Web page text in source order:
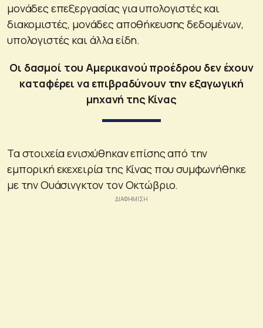
μονάδες επεξεργασίας για υπολογιστές και
διακομιστές, μονάδες αποθήκευσης δεδομένων,
υπολογιστές και άλλα είδη.
Οι δασμοί του Αμερικανού προέδρου δεν έχουν
καταφέρει να επιβραδύνουν την εξαγωγική
μηχανή της Κίνας
Τα στοιχεία ενισχύθηκαν επίσης από την
εμπορική εκεχειρία της Κίνας που συμφωνήθηκε
με την Ουάσινγκτον τον Οκτώβριο.